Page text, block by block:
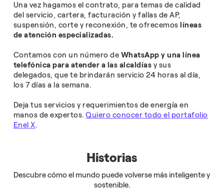
Una vez hagamos el contrato, para temas de calidad
del servicio, cartera, facturación y fallas de AP,
suspensión, corte y reconexión, te ofrecemoslíneas
de atención especializadas.
Contamos con un número de WhatsApp y una línea
telefónica para atender a las alcaldías y sus
delegados, que te brindarán servicio 24 horas al día,
los 7 días a la semana.
Deja tus servicios y requerimientos de energía en
manos de expertos.Quiero conocer todo el portafolio
Enel X.
Historias
Descubre cómo el mundo puede volverse más inteligente y
sostenible.